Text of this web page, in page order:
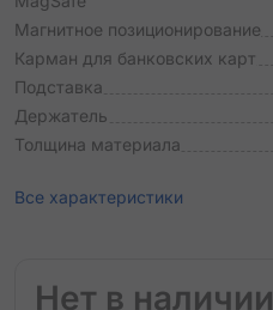
Магнитное позиционирование
Карман для банковских карт
Подставка
Держатель
Толщина материала
Все характеристики
Нет в наличии